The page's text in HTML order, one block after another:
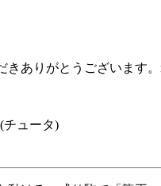
ありがとうございます。
チュータ)